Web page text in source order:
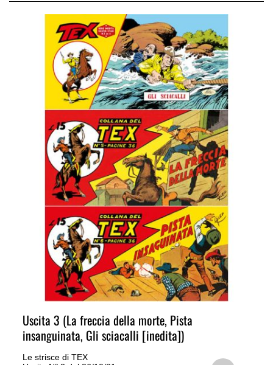
Uscita 3 (La freccia della morte, Pista
insanguinata, Gli sciacalli [inedita])
Le strisce di TEX